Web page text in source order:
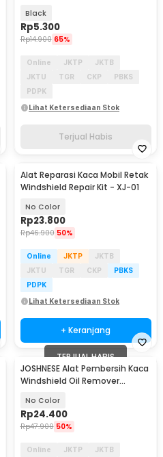
Black
Rp5.300
Rp14.900 65%
Online JKTP
JKTB
JKTU
TGR CKP
PBKS
PDPK
Lihat Ketersediaan Stok
Terjual Habis
Alat Reparasi Kaca Mobil Retak
Windshield Repair Kit - XJ-01
No Color
Rp23.800
Rp46.900 50%
Online JKTP
JKTB
JKTU
TGR CKP
PBKS
PDPK
Lihat Ketersediaan Stok
+ Keranjang
TERJUAL HABIS
JOSHNESE Alat Pembersih Kaca
Windshield Oil Remover
No Color
Rp24.400
Rp47.900 50%
Online JKTP
JKTB